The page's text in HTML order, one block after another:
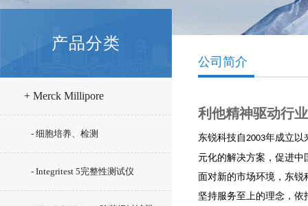
产品分类
+ Merck Millipore
- 细胞培养、检测
- Integritest 5完整性测试仪
公司简介
利他精神驱动行
东锐科技自2003年成立以
元化的解决方案，促进
面对新的市场环境，东
坚持服务至上的理念，